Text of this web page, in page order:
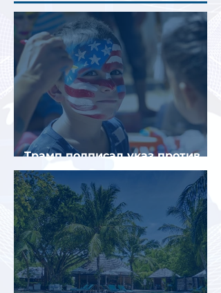
Трамп подписал указ против
«родильного туризма» в США